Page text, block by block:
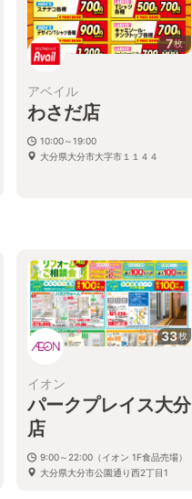
7枚
アベイル
わさだ店
10:00～19:00
大分県大分市大字市１１４４
33枚
イオン
パークプレイス大分
店
9:00～22:00（イオン 1F食品売場）
大分県大分市公園通り西2丁目1